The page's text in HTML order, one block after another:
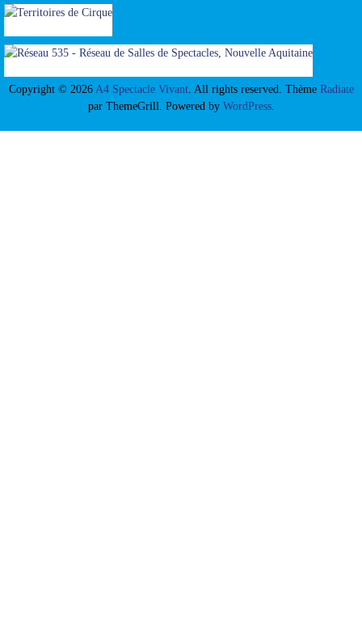
Copyright © 2026 A4 Spectacle Vivant. All rights reserved. Thème Radiate
par ThemeGrill. Powered by WordPress.